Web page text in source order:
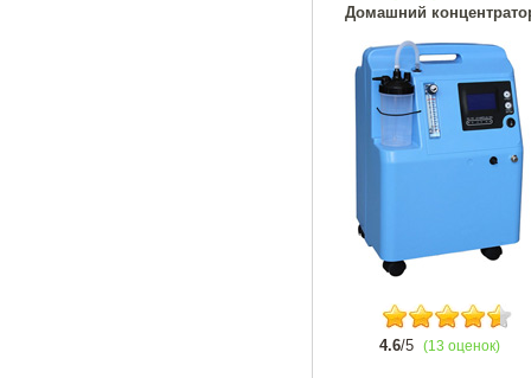
Домашний
4.6/5 (13 оценок)